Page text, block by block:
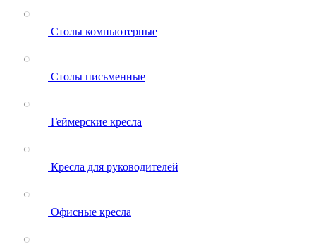
Столы компьютерные
Столы письменные
Геймерские кресла
Кресла для руководителей
Офисные кресла